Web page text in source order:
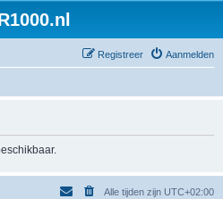
Aanmelden
Registreer
Alle tijden zijn UTC+02:00